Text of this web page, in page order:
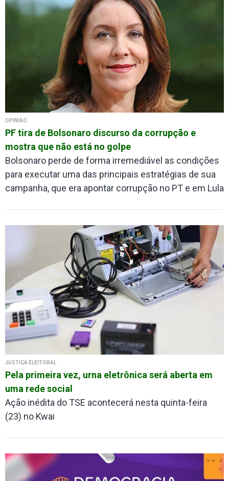
OPINIÃO
PF tira de Bolsonaro discurso da corrupção e
mostra que não está no golpe
Bolsonaro perde de forma irremediável as condições
para executar uma das principais estratégias de sua
campanha, que era apontar corrupção no PT e em Lula
JUSTIÇA ELEITORAL
Pela primeira vez, urna eletrônica será aberta em
uma rede social
Ação inédita do TSE acontecerá nesta quinta-feira
(23) no Kwai